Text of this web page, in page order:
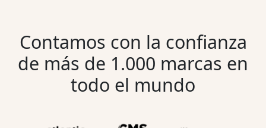
Contamos con la confianza
de más de 1.000 marcas en
todo el mundo